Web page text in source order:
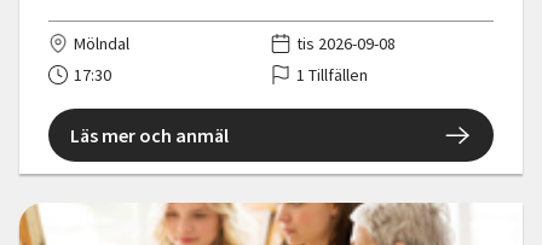
Mölndal
tis 2026-09-08
17:30
1 Tillfällen
Läs mer och anmäl